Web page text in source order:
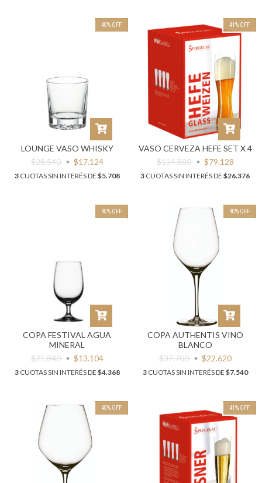
40% OFF
LOUNGE VASO WHISKY
$28.540
$17.124
3CUOTAS SIN INTERÉS DE $5.708
41 % OFF
VASO CERVEZA HEFE SET X 4
$134.880
$79.128
3 CUOTAS SIN INTERÉS DE $26.376
40% OFF
COPA FESTIVAL AGUA
MINERAL
$21.840
$13.104
3CUOTAS SIN INTERÉS DE $4.368
40% OFF
COPA AUTHENTIS VINO
BLANCO
$37.700
$22.620
3CUOTAS SIN INTERÉS DE $7.540
40% OFF 41 % OFF